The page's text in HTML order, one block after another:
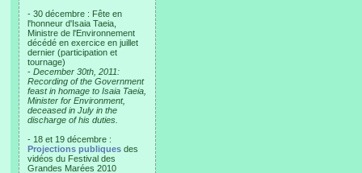
- 30 décembre : Fête en
l'honneur d'Isaia Taeia,
Ministre de l'Environnement
décédé en exercice en juillet
dernier (participation et
tournage)
- December 30th, 2011:
Recording of the Government
feast in homage to Isaia Taeia,
Minister for Environment,
deceased in July in the
discharge of his duties.
- 18 et 19 décembre :
Projections publiques des
vidéos du Festival des
Grandes Marées 2010